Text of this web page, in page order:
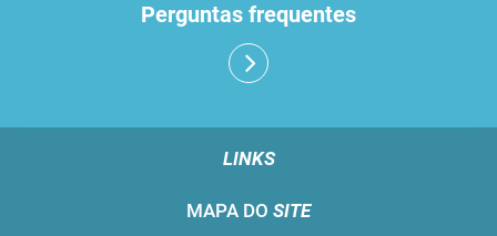
Perguntas frequentes
LINKS
MAPA DO SITE